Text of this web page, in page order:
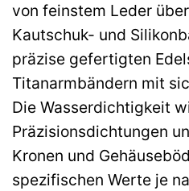
von feinstem Leder
Kautschuk- und
präzise gefertigten
Titanarmbändern mit
Die Wasserdichtigkeit
Präzisionsdichtungen
Kronen und
spezifischen Werte je